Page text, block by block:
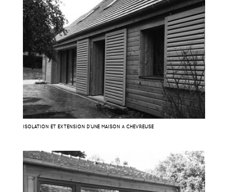
ISOLATION ET EXTENSION D’UNE MAISON À CHEVREUSE